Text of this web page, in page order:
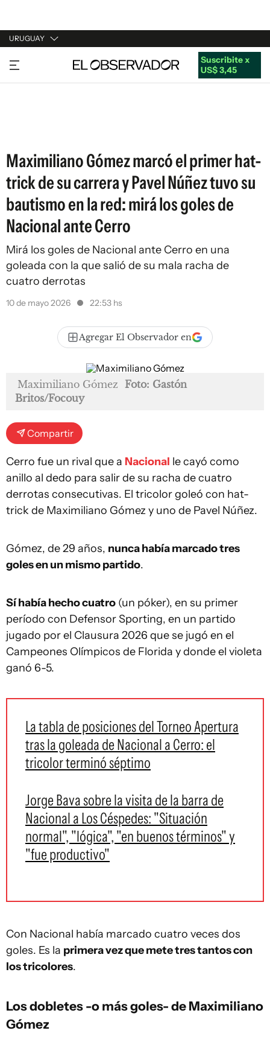
URUGUAY
URUGUAY
ARGENTINA
Suscribite x
US$ 3,45
Maximiliano Gómez marcó el primer hat-
trick de su carrera y Pavel Núñez tuvo su
bautismo en la red: mirá los goles de
Nacional ante Cerro
Mirá los goles de Nacional ante Cerro en una
goleada con la que salió de su mala racha de
cuatro derrotas
10 de mayo 2026 22:53 hs
Agregar El Observador en
Maximiliano Gómez Foto: Gastón
Britos/Focouy
Compartir
Cerro fue un rival que a Nacional le cayó como
anillo al dedo para salir de su racha de cuatro
derrotas consecutivas. El tricolor goleó con hat-
trick de Maximiliano Gómez y uno de Pavel Núñez.
Gómez, de 29 años, nunca había marcado tres
goles en un mismo partido.
Sí había hecho cuatro (un póker), en su primer
período con Defensor Sporting, en un partido
jugado por el Clausura 2026 que se jugó en el
Campeones Olímpicos de Florida y donde el violeta
ganó 6-5.
La tabla de posiciones del Torneo Apertura
tras la goleada de Nacional a Cerro: el
tricolor terminó séptimo
Jorge Bava sobre la visita de la barra de
Nacional a Los Céspedes: "Situación
normal", "lógica", "en buenos términos" y
"fue productivo"
Con Nacional había marcado cuatro veces dos
goles. Es la primera vez que mete tres tantos con
los tricolores.
Los dobletes -o más goles- de Maximiliano
Gómez